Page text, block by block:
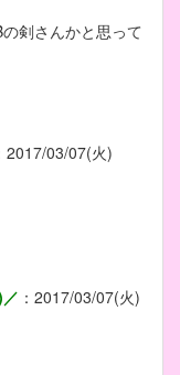
剣さんかと思って
2017/03/07(火)
： 2017/03/07(火)